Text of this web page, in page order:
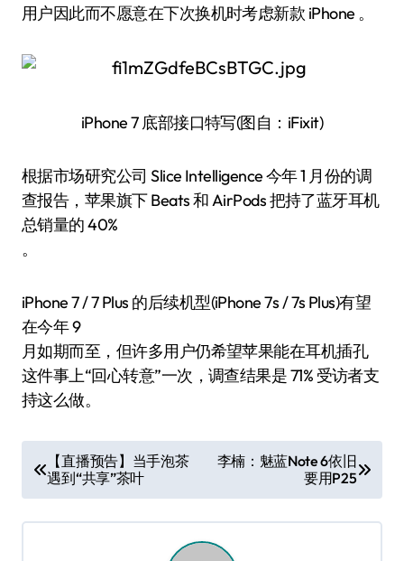
用户因此而不愿意在下次换机时考虑新款 iPhone 。
iPhone 7 底部接口特写(图自：iFixit)
根据市场研究公司 Slice Intelligence 今年 1 月份的调
查报告，苹果旗下 Beats 和 AirPods 把持了蓝牙耳机
总销量的 40%
。
iPhone 7 / 7 Plus 的后续机型(iPhone 7s / 7s Plus)有望
在今年 9
月如期而至，但许多用户仍希望苹果能在耳机插孔
这件事上“回心转意”一次，调查结果是 71% 受访者支
持这么做。
章
导
【直播预告】当手泡茶
遇到“共享”茶叶
李楠：魅蓝Note 6依旧
要用P25